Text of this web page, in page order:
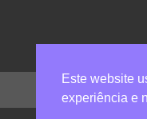
Este website
experiência e